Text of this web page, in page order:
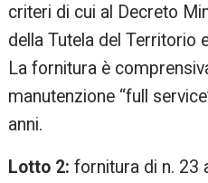
criteri di cui al Decreto
della Tutela del Territorio
La fornitura è
manutenzione “full
anni.
Lotto 2:fornitura di n. 23